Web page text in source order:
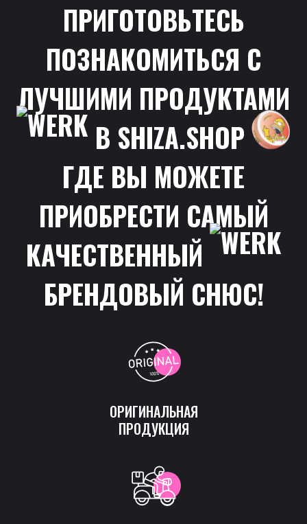
ПРИГОТОВЬТЕСЬ
ПОЗНАКОМИТЬСЯ С
ЛУЧШИМИ ПРОДУКТАМИ
В SHIZA.SHOP
ГДЕ ВЫ МОЖЕТЕ
ПРИОБРЕСТИ САМЫЙ
КАЧЕСТВЕННЫЙ
БРЕНДОВЫЙ СНЮС!
ОРИГИНАЛЬНАЯ
ПРОДУКЦИЯ